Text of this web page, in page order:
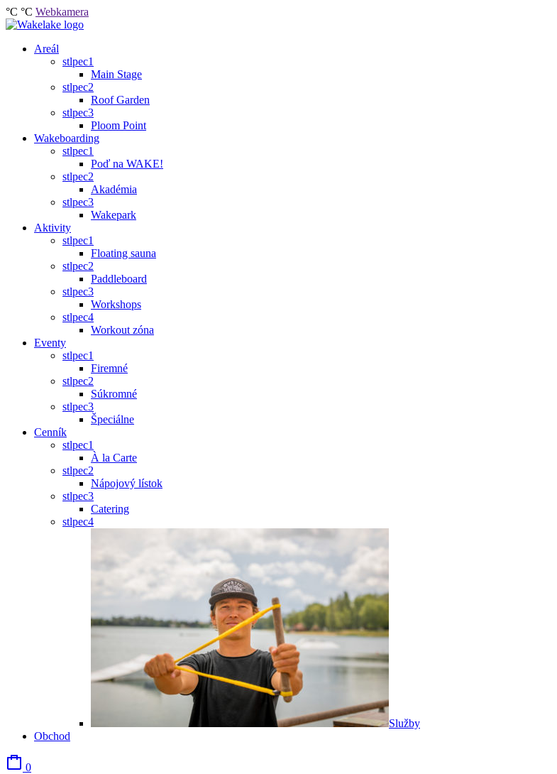
°C °C Webkamera
Areál
stlpec1
Main Stage
stlpec2
Roof Garden
stlpec3
Ploom Point
Wakeboarding
stlpec1
Poď na WAKE!
stlpec2
Akadémia
stlpec3
Wakepark
Aktivity
stlpec1
Floating sauna
stlpec2
Paddleboard
stlpec3
Workshops
stlpec4
Workout zóna
Eventy
stlpec1
Firemné
stlpec2
Súkromné
stlpec3
Špeciálne
Cenník
stlpec1
À la Carte
stlpec2
Nápojový lístok
stlpec3
Catering
stlpec4
Služby
Obchod
0